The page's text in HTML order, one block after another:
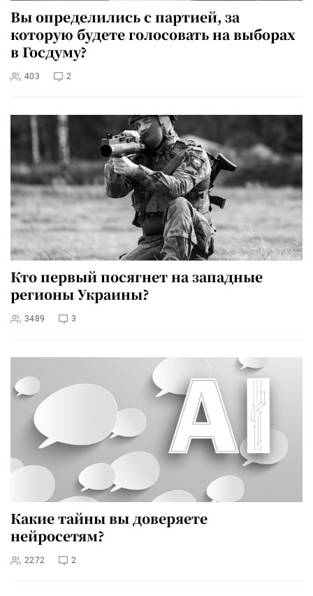
Вы определились с партией, за
которую будете голосовать на выборах
в Госдуму?
403 2
Кто первый посягнет на западные
регионы Украины?
3489 3
Какие тайны вы доверяете
нейросетям?
2272 2